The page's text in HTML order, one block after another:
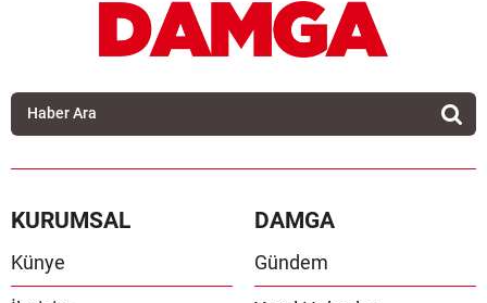
KURUMSAL
Künye
DAMGA
Gündem